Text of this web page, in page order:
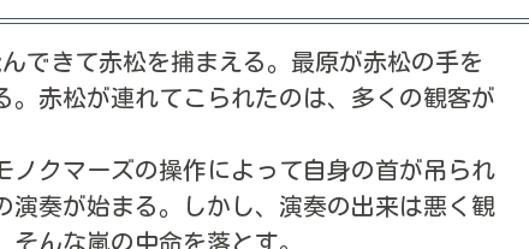
できて赤松を捕まえる。最原が赤松の手を
。赤松が連れてこられたのは、多くの観客が
クマーズの操作によって自身の首が吊られ
演奏が始まる。しかし、演奏の出来は悪く観
んな嵐の中命を落とす。